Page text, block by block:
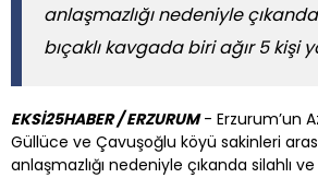
anlaşmazlığı nedeniyle
bıçaklı kavgada biri ağır 5 kişi
EKSİ25HABER / ERZURUM- Erzurum’un
Güllüce ve Çavuşoğlu köyü sakinleri
anlaşmazlığı nedeniyle çıkanda silahlı